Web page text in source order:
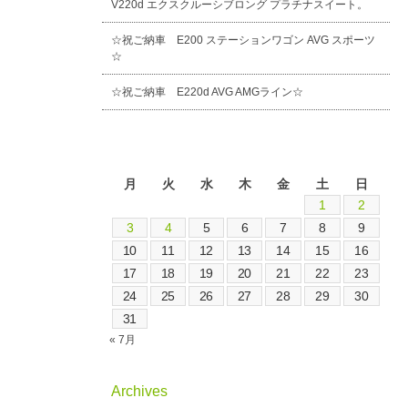
V220d エクスクルーシブロング プラチナスイート。
☆祝ご納車 E200 ステーションワゴン AVG スポーツ
☆
☆祝ご納車 E220d AVG AMGライン☆
月
火 水 木 金 土
日
1
2
3
4 5 6 7 8
9
10
11 12 13 14 15
16
17
18 19 20 21 22
23
24
25 26 27 28 29
30
31
« 7月
Archives